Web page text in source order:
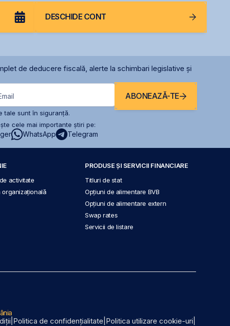
DESCHIDE CONT
de deducere fiscală, alerte la schimbari legislative și
ABONEAZĂ-TE
tale sunt în siguranță.
cele mai importante știri pe:
WhatsApp Telegram
activitate
organizațională
PRODUSE ȘI SERVICII FINANCIARE
Titluri de stat
Opțiuni de alimentare BVB
Opțiuni de alimentare extern
Swap rates
Servicii de listare
Politica de confidențialitate Politica utilizare cookie-uri